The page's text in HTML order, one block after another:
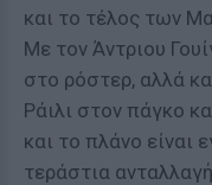
και το τέλος των
Με τον Άντριου
στο ρόστερ, αλλά
Ράιλι στον πάγκο
και το πλάνο είναι
τεράστια